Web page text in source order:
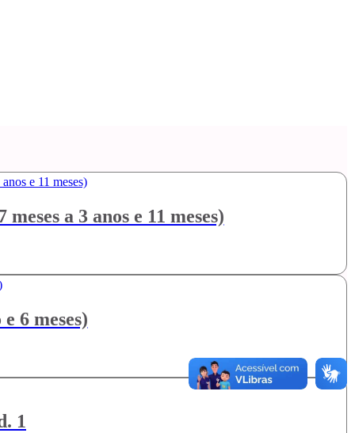
a 3 anos e 11 meses)
6 meses)
1